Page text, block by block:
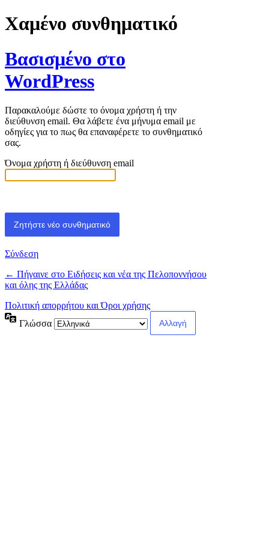
Χαμένο συνθηματικό
Βασισμένο στο
WordPress
Παρακαλούμε δώστε το όνομα χρήστη ή την
διεύθυνση email. Θα λάβετε ένα μήνυμα email με
οδηγίες για το πως θα επαναφέρετε το συνθηματικό
σας.
Όνομα χρήστη ή διεύθυνση email
Σύνδεση
← Πήγαινε στο Ειδήσεις και νέα της Πελοποννήσου
και όλης της Ελλάδας
Πολιτική απορρήτου και Όροι χρήσης
Γλώσσα